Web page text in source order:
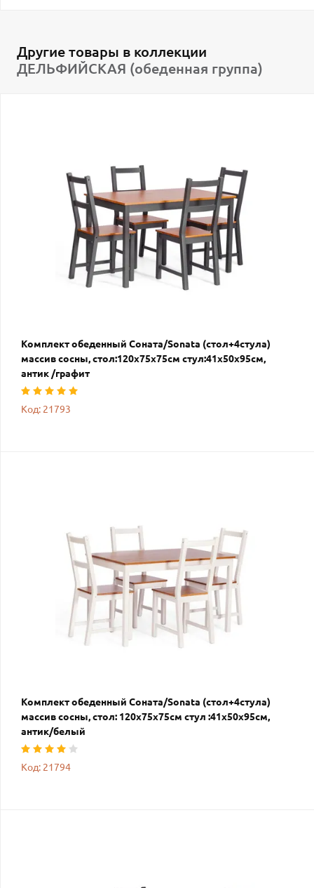
Другие товары в коллекции
ДЕЛЬФИЙСКАЯ (обеденная группа)
Комплект обеденный Соната/Sonata (стол+4стула)
массив сосны, стол:120х75х75см стул:41х50х95см,
антик /графит
Код: 21793
Комплект обеденный Соната/Sonata (стол+4стула)
массив сосны, стол: 120х75х75см стул :41х50х95см,
антик/белый
Код: 21794